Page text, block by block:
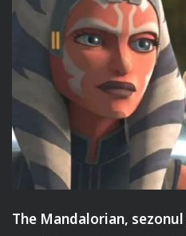
The Mandalorian,